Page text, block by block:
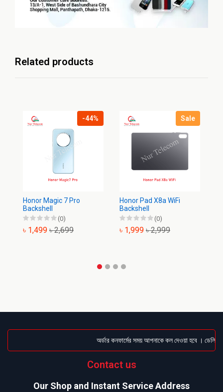
Related products
-44%
Honor Magic 7 Pro
Backshell
(0)
৳ 1,499 ৳ 2,699
Sale
Honor Pad X8a WiFi
Backshell
(0)
৳ 1,999 ৳ 2,999
অর্ডার কনফার্মের সময় আপনাকে কল দেওয়া হবে ।
Contact us
Our Shop and Instant Service Address